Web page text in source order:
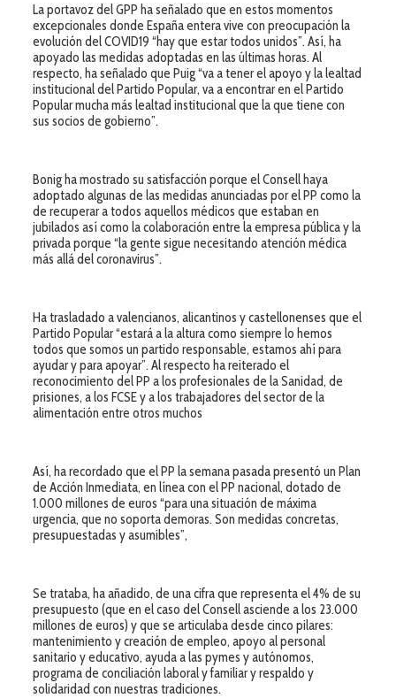
La portavoz del GPP ha señalado que en estos momentos
excepcionales donde España entera vive con preocupación la
evolución del COVID19 “hay que estar todos unidos”. Así, ha
apoyado las medidas adoptadas en las últimas horas. Al
respecto, ha señalado que Puig “va a tener el apoyo y la lealtad
institucional del Partido Popular, va a encontrar en el Partido
Popular mucha más lealtad institucional que la que tiene con
sus socios de gobierno”.
Bonig ha mostrado su satisfacción porque el Consell haya
adoptado algunas de las medidas anunciadas por el PP como la
de recuperar a todos aquellos médicos que estaban en
jubilados así como la colaboración entre la empresa pública y la
privada porque “la gente sigue necesitando atención médica
más allá del coronavirus”.
Ha trasladado a valencianos, alicantinos y castellonenses que el
Partido Popular “estará a la altura como siempre lo hemos
todos que somos un partido responsable, estamos ahí para
ayudar y para apoyar”. Al respecto ha reiterado el
reconocimiento del PP a los profesionales de la Sanidad, de
prisiones, a los FCSE y a los trabajadores del sector de la
alimentación entre otros muchos
Así, ha recordado que el PP la semana pasada presentó un Plan
de Acción Inmediata, en línea con el PP nacional, dotado de
1.000 millones de euros “para una situación de máxima
urgencia, que no soporta demoras. Son medidas concretas,
presupuestadas y asumibles”,
Se trataba, ha añadido, de una cifra que representa el 4% de su
presupuesto (que en el caso del Consell asciende a los 23.000
millones de euros) y que se articulaba desde cinco pilares:
mantenimiento y creación de empleo, apoyo al personal
sanitario y educativo, ayuda a las pymes y autónomos,
programa de conciliación laboral y familiar y respaldo y
solidaridad con nuestras tradiciones.